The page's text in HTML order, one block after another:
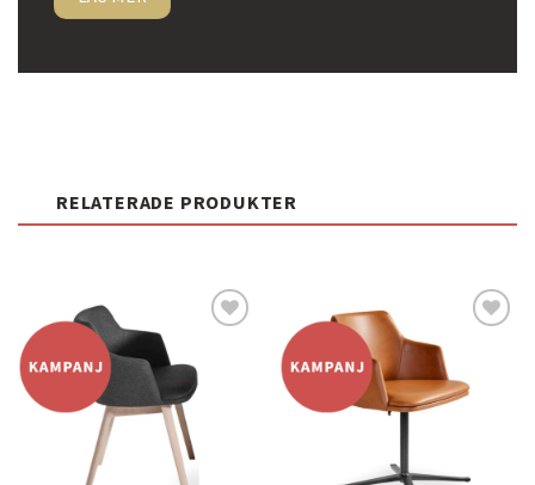
RELATERADE PRODUKTER
önskelistan
till i
önskelistan